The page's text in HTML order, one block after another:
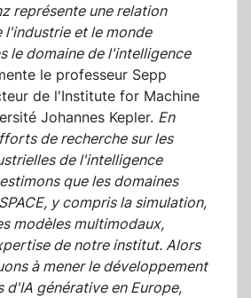
représente une relation
l'industrie et le monde
le domaine de l'intelligence
le professeur Sepp
de l'Institute for Machine
Johannes Kepler. En
de recherche sur les
de l'intelligence
que les domaines
y compris la simulation,
modèles multimodaux,
de notre institut. Alors
à mener le développement
d'IA générative en Europe,